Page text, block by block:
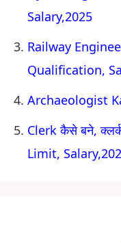
Salary,2025
Railway
Qualification,
Archaeologist
Clerk कैसे बने,
Limit,